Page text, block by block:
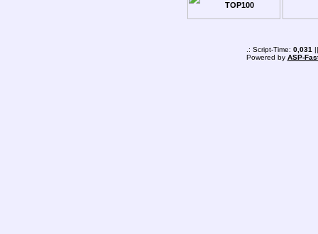
.: Script-Time: 0,031
Powered by ASP-